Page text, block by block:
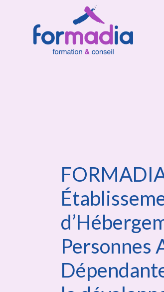
Personnes
Panneau de gestion des cookies